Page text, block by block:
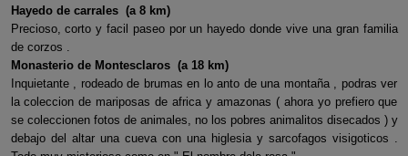
Hayedo de carrales (a 8 km)
Precioso, corto y facil paseo por un hayedo donde vive una gran familia
de corzos .
Monasterio de Montesclaros (a 18 km)
Inquietante , rodeado de brumas en lo anto de una montaña , podras ver
la coleccion de mariposas de africa y amazonas ( ahora yo prefiero que
se coleccionen fotos de animales, no los pobres animalitos disecados ) y
debajo del altar una cueva con una higlesia y sarcofagos visigoticos .